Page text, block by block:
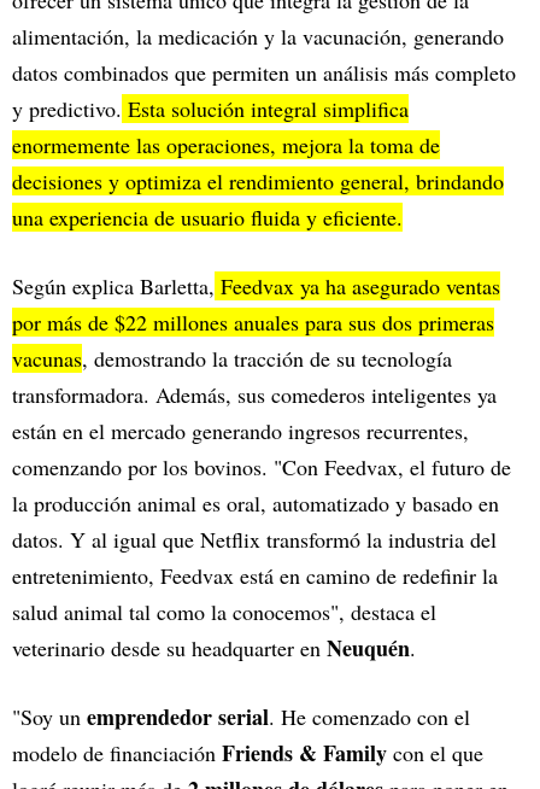
alimentación, la medicación y la vacunación, generando
datos combinados que permiten un análisis más completo
y predictivo. Esta solución integral simplifica
enormemente las operaciones, mejora la toma de
decisiones y optimiza el rendimiento general, brindando
una experiencia de usuario fluida y eficiente.
Según explica Barletta, Feedvax ya ha asegurado ventas
por más de $22 millones anuales para sus dos primeras
vacunas, demostrando la tracción de su tecnología
transformadora. Además, sus comederos inteligentes ya
están en el mercado generando ingresos recurrentes,
comenzando por los bovinos. "Con Feedvax, el futuro de
la producción animal es oral, automatizado y basado en
datos. Y al igual que Netflix transformó la industria del
entretenimiento, Feedvax está en camino de redefinir la
salud animal tal como la conocemos", destaca el
veterinario desde su headquarter en Neuquén.
"Soy un emprendedor serial. He comenzado con el
modelo de financiación Friends & Family con el que